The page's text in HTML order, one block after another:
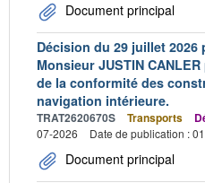
Document principal
Décision du 29 juillet
Monsieur JUSTIN
de la conformité des
navigation intérieure.
TRAT2620670S Transports
07-2026
Date de publication :
Document principal